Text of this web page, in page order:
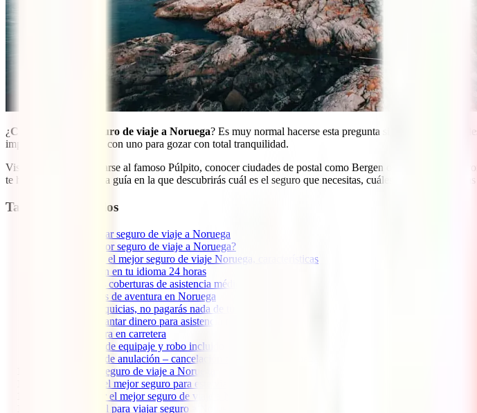
¿Cuál es el mejor seguro de viaje a Noruega? Es muy normal hacerse esta pregunta si vas a visitar este
imprescindible hacerse con uno para gozar con total tranquilidad.
Visitar glaciares, asomarse al famoso Púlpito, conocer ciudades de postal como Bergen o ir a la caza de
te hemos preparado esta guía en la que descubrirás cuál es el seguro que necesitas, cuáles son sus
Tabla de contenidos
Por qué contratar seguro de viaje a Noruega
¿Cuál es el mejor seguro de viaje a Noruega?
Qué debe tener el mejor seguro de viaje Noruega, características
Atención en tu idioma 24 horas
Amplias coberturas de asistencia médica
Deportes de aventura en Noruega
Sin franquicias, no pagarás nada de tu bolsillo
Sin adelantar dinero para asistencia médica
Cobertura en carretera
Pérdida de equipaje y robo incluido
Opción de anulación – cancelación de tu viaje a Noruega
Cobertura del seguro de viaje a Noruega
Cuánto cuesta el mejor seguro para este viaje
Cómo contratar el mejor seguro de viaje a Noruega
Información útil para viajar seguro a Noruega